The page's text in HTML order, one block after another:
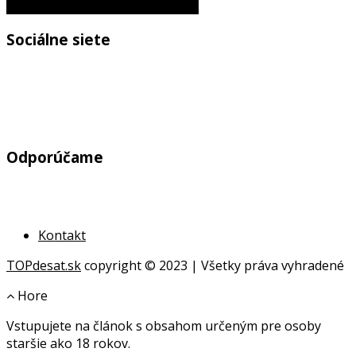
Sociálne siete
Odporúčame
Kontakt
TOPdesat.skcopyright © 2023 | Všetky práva vyhradené
Hore
online
Vstupujete na článok s obsahom určeným pre osoby
staršie ako 18 rokov.